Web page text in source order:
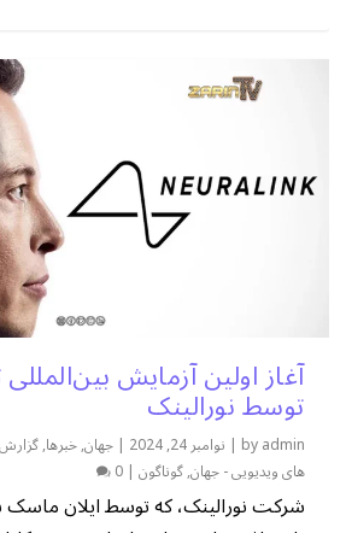
آغاز اولین آزمایش
توسط نورالینک
byadmin
| نوامبر 24, 2024 |جهان,خبرها,
های ویدیویی - جهان,گوناگون |
0
شرکت نورالینک، که توسط ایلان ماسک